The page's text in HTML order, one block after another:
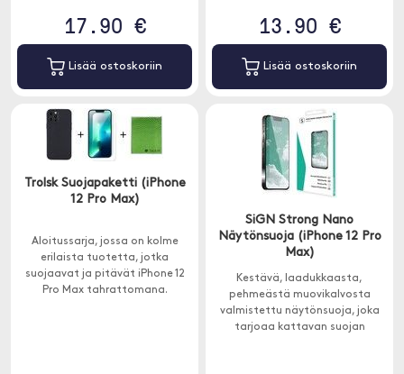
17.90 €
Lisää ostoskoriin
13.90 €
Lisää ostoskoriin
Trolsk Suojapaketti (iPhone
12 Pro Max)
Aloitussarja, jossa on kolme
erilaista tuotetta, jotka
suojaavat ja pitävät iPhone 12
Pro Max tahrattomana.
SiGN Strong Nano
Näytönsuoja (iPhone 12 Pro
Max)
Kestävä, laadukkaasta,
pehmeästä muovikalvosta
valmistettu näytönsuoja, joka
tarjoaa kattavan suojan